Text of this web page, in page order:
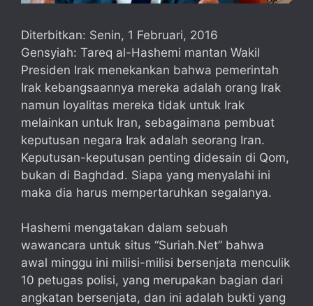
Diterbitkan: Senin, 1 Februari, 2016
Gensyiah: Tareq al-Hashemi mantan Wakil
Presiden Irak menekankan bahwa pemerintah
Irak kebangsaannya mereka adalah orang Irak
namun loyalitas mereka tidak untuk Irak
melainkan untuk Iran, sebagaimana pembuat
keputusan negara Irak adalah seorang Iran.
Keputusan-keputusan penting didesain di Qom,
bukan di Baghdad. Siapa yang menyalahi ini
maka dia harus mempertaruhkan segalanya.
Hashemi mengatakan dalam sebuah
wawancara untuk situs “Suriah.Net” bahwa
awal minggu ini milisi-milisi bersenjata menculik
10 petugas polisi, yang merupakan bagian dari
angkatan bersenjata, dan ini adalah bukti yang